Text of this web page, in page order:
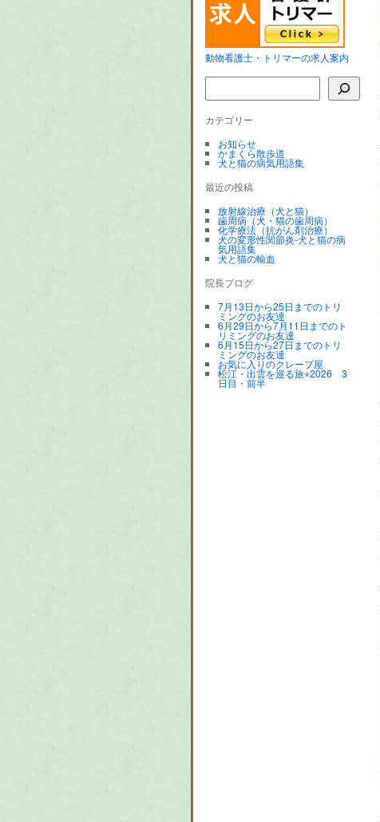
動物看護士・トリマーの求人案内
カテゴリー
お知らせ
かまくら散歩道
犬と猫の病気用語集
最近の投稿
放射線治療（犬と猫）
歯周病（犬・猫の歯周病）
化学療法（抗がん剤治療）
犬の変形性関節炎-犬と猫の病
気用語集
犬と猫の輸血
院長ブログ
7月13日から25日までのトリ
ミングのお友達
6月29日から7月11日までのト
リミングのお友達
6月15日から27日までのトリ
ミングのお友達
お気に入りのクレープ屋
松江・出雲を巡る旅⭐︎2026 3
日目・前半